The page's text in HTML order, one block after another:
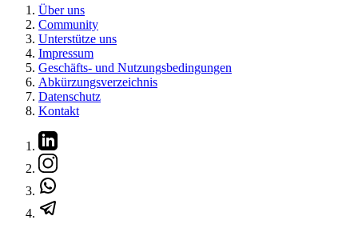
Über uns
Community
Unterstütze uns
Impressum
Geschäfts- und Nutzungsbedingungen
Abkürzungsverzeichnis
Datenschutz
Kontakt